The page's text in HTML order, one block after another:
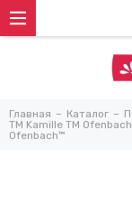
Главная Каталог
TM Kamille TM Ofenbach
Ofenbach™